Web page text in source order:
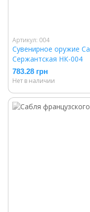
Артикул: 004
Сувенирное оружие
Сержантская НК-004
783.28 грн
Нет в наличии